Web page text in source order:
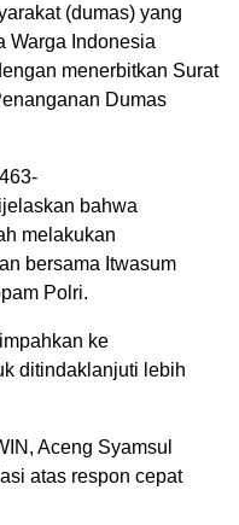
(dumas) yang
Warga Indonesia
menerbitkan Surat
Dumas
bahwa
melakukan
bersama Itwasum
Polri.
ke
ditindaklanjuti lebih
Aceng Syamsul
atas respon cepat